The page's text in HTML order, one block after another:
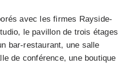
avec les firmes Rayside-
le pavillon de trois étages
bar-restaurant, une salle
de conférence, une boutique